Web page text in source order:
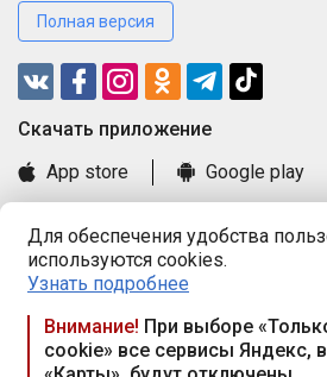
Для обеспечения удобства
используются cookies.
Узнать подробнее
Внимание! При выборе
cookie» все сервисы Яндекс,
Полная версия
Cкачать приложение
App store
Google play
Книга замечаний и предложений
Правила и документы
Praca.by © 2000—2026, ООО «ПРАЦА
Республика Беларусь, 220114, г.
117а, пом. № 9.